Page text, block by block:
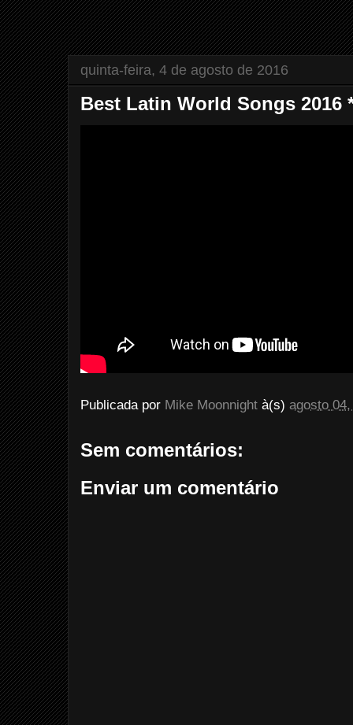
quinta-feira, 4 de agosto de 2016
Best Latin World Songs 2016
Publicada por Mike Moonnight à(s) agosto
Sem comentários:
Enviar um comentário